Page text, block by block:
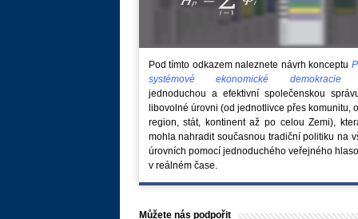
Pod tímto odkazem naleznete návrh konceptu
systémové ekonomické
jednoduchou a efektivní společenskou
libovolné úrovni (od jednotlivce přes komunitu,
region, stát, kontinent až po celou Zemi),
mohla nahradit současnou tradiční politiku na
úrovních pomocí jednoduchého veřejného
v reálném čase.
Můžete nás podpořit